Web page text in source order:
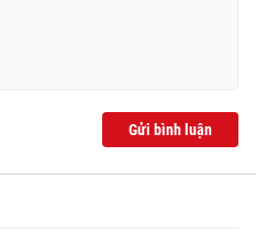
Gửi bình luận